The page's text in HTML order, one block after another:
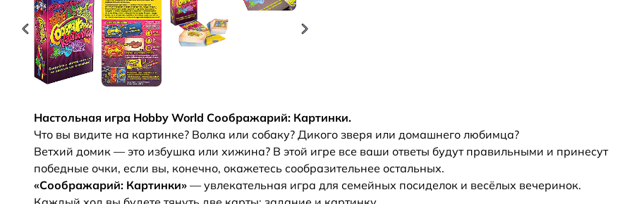
Настольная игра Hobby World Соображарий: Картинки.
Что вы видите на картинке? Волка или собаку? Дикого зверя или домашнего любимца?
Ветхий домик — это избушка или хижина? В этой игре все ваши ответы будут правильными и принесут
победные очки, если вы, конечно, окажетесь сообразительнее остальных.
«Соображарий: Картинки» — увлекательная игра для семейных посиделок и весёлых вечеринок.